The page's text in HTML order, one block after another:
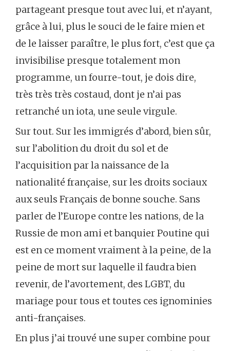
partageant presque tout avec lui, et n’ayant,
grâce à lui, plus le souci de le faire mien et
de le laisser paraître, le plus fort, c’est que ça
invisibilise presque totalement mon
programme, un fourre-tout, je dois dire,
très très très costaud, dont je n’ai pas
retranché un iota, une seule virgule.
Sur tout. Sur les immigrés d’abord, bien sûr,
sur l’abolition du droit du sol et de
l’acquisition par la naissance de la
nationalité française, sur les droits sociaux
aux seuls Français de bonne souche. Sans
parler de l’Europe contre les nations, de la
Russie de mon ami et banquier Poutine qui
est en ce moment vraiment à la peine, de la
peine de mort sur laquelle il faudra bien
revenir, de l’avortement, des LGBT, du
mariage pour tous et toutes ces ignominies
anti-françaises.
En plus j’ai trouvé une super combine pour